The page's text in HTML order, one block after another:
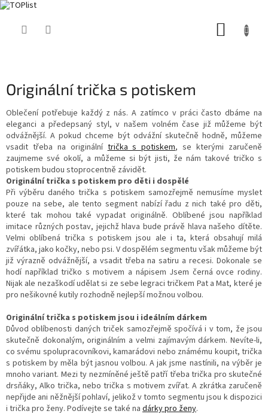
Originální trička s potiskem
Oblečení potřebuje každý z nás. A zatímco v práci často dbáme na
eleganci a předepsaný styl, v našem volném čase již můžeme být
odvážnější. A pokud chceme být odvážní skutečně hodně, můžeme
vsadit třeba na originální trička s potiskem, se kterými zaručeně
zaujmeme své okolí, a můžeme si být jisti, že nám takové tričko s
potiskem budou stoprocentně závidět.
Originální trička s potiskem pro děti i dospělé
Při výběru daného trička s potiskem samozřejmě nemusíme myslet
pouze na sebe, ale tento segment nabízí řadu z nich také pro děti,
které tak mohou také vypadat originálně. Oblíbené jsou například
imitace různých postav, jejichž hlava bude právě hlava našeho dítěte.
Velmi oblíbená trička s potiskem jsou ale i ta, která obsahují milá
zvířátka, jako kočky, nebo psi. V dospělém segmentu však můžeme být
již výrazně odvážnější, a vsadit třeba na satiru a recesi. Dokonale se
hodí například tričko s motivem a nápisem Jsem černá ovce rodiny.
Nijak ale nezaškodí udělat si ze sebe legraci tričkem Pat a Mat, které je
pro nešikovné kutily rozhodně nejlepší možnou volbou.
Originální trička s potiskem jsou i ideálním dárkem
Důvod oblíbenosti daných triček samozřejmě spočívá i v tom, že jsou
skutečně dokonalým, originálním a velmi zajímavým dárkem. Nevíte-li,
co svému spolupracovníkovi, kamarádovi nebo známému koupit, trička
s potiskem by měla být jasnou volbou. A jak jsme nastínili, na výběr je
mnoho variant. Mezi ty nezmíněné ještě patří třeba trička pro skutečné
drsňáky, Alko trička, nebo trička s motivem zvířat. A zkrátka zaručeně
nepřijde ani něžnější pohlaví, jelikož v tomto segmentu jsou k dispozici
i trička pro ženy. Podívejte se také na dárky pro ženy.